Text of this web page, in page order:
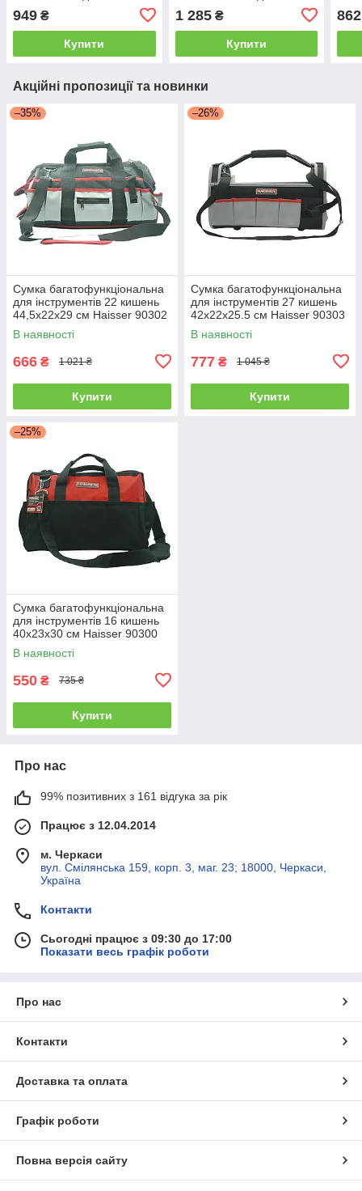
949 ₴
Купити
1 285₴
Купити
862
Акційні пропозиції та новинки
–35%
Сумка багатофункціональна
для інструментів 22 кишень
44,5х22х29 см Haisser 90302
В наявності
666 ₴ 1 021 ₴
Купити
–26%
Сумка багатофункціональна
для інструментів 27 кишень
42х22х25.5 см Haisser 90303
В наявності
777 ₴ 1 045 ₴
Купити
–25%
Сумка багатофункціональна
для інструментів 16 кишень
40х23х30 см Haisser 90300
В наявності
550 ₴ 735 ₴
Купити
Про нас
99% позитивних з 161 відгука за рік
Працює з 12.04.2014
м. Черкаси
вул. Смілянська 159, корп. 3, маг. 23; 18000, Черкаси,
Україна
Контакти
Сьогодні працює з 09:30 до 17:00
Показати весь графік роботи
Про нас
Контакти
Доставка та оплата
Графік роботи
Повна версія сайту